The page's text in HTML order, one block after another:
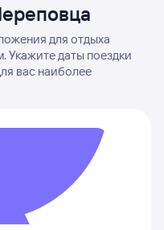
для отдыха
Укажите даты поездки
вас наиболее